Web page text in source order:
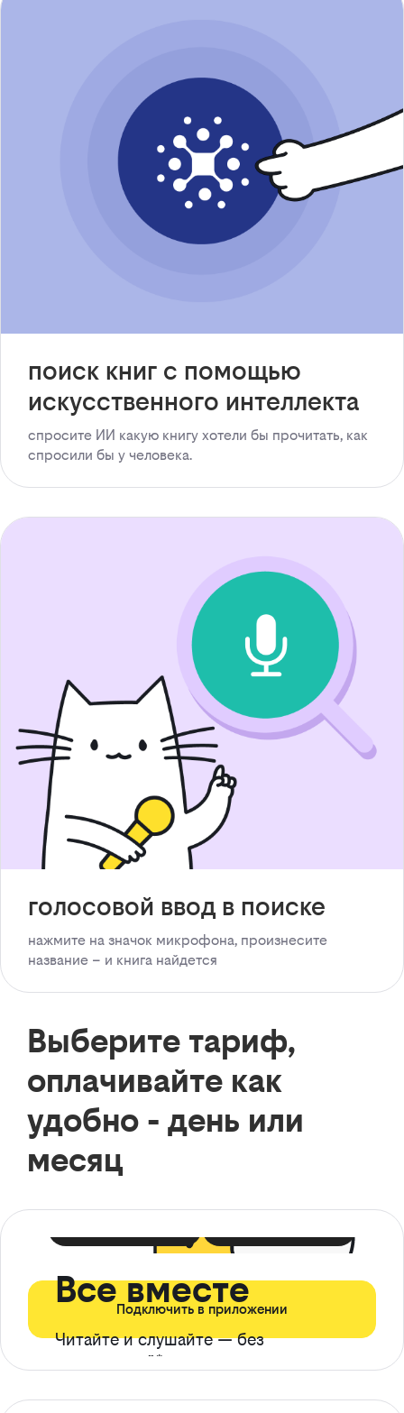
поиск книг с помощью
искусственного интеллекта
спросите ИИ какую книгу хотели бы прочитать, как
спросили бы у человека.
голосовой ввод в поиске
нажмите на значок микрофона, произнесите
название – и книга найдется
Выберите тариф,
оплачивайте как
удобно - день или
месяц
Все вместе
Читайте и слушайте — без
ограничений*
Подключить в приложении